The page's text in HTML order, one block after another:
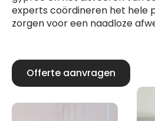
experts coördineren het hele
zorgen voor een naadloze
Offerte aanvragen